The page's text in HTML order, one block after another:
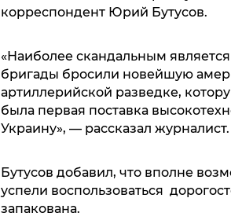
корреспондент Юрий Бутусов.
«Наиболее скандальным
бригады бросили новейшую
артиллерийской разведке,
была первая поставка
Украину», — рассказал журналист.
Бутусов добавил, что вполне
успели воспользоваться
запакована.